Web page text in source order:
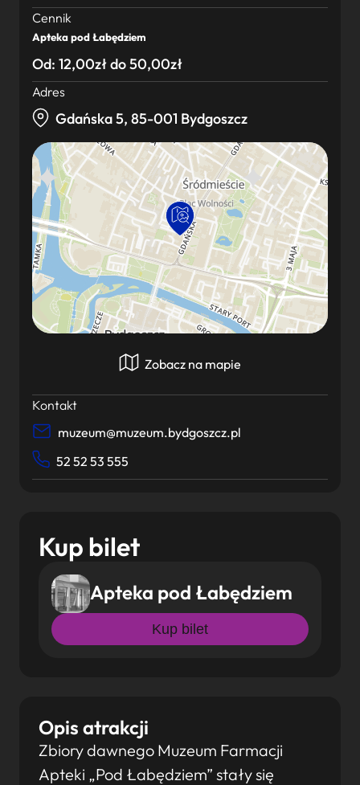
Kup bilet
Apteka pod Łabędziem
Kup bilet
Opis atrakcji
Zbiory dawnego Muzeum Farmacji
Apteki „Pod Łabędziem” stały się
Cennik
Apteka pod Łabędziem
Od: 12,00zł do 50,00zł
Adres
Gdańska 5, 85-001 Bydgoszcz
Zobacz na mapie
Kontakt
muzeum@muzeum.bydgoszcz.pl
52 52 53 555